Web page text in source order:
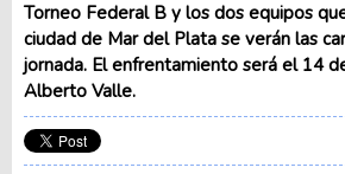
Torneo Federal B y los dos equipos
ciudad de Mar del Plata se verán las
jornada. El enfrentamiento será el 14
Alberto Valle.